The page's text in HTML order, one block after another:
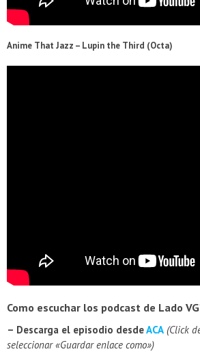
Anime That Jazz – Lupin the Third (Octa)
Como escuchar los podcast de Lado
– Descarga el episodio desdeACA (Click
seleccionar «Guardar enlace como»)